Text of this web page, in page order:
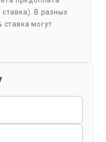
ставка). В разных
ставка могут